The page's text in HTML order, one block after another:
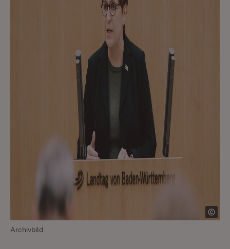
Archivbild